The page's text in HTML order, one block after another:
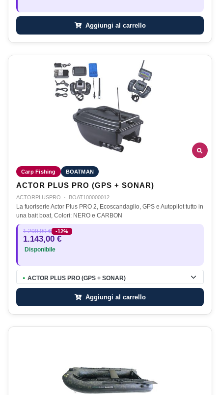
Aggiungi al carrello
Carp Fishing BOATMAN
ACTOR PLUS PRO (GPS + SONAR)
ACTORPLUSPRO · BOAT100000012
La fuoriserie Actor Plus PRO 2, Ecoscandaglio, GPS e Autopilot tutto in
una bait boat, Colori: NERO e CARBON
1.299,99 € -12%
1.143,00 €
Disponibile
● ACTOR PLUS PRO (GPS + SONAR)
Aggiungi al carrello